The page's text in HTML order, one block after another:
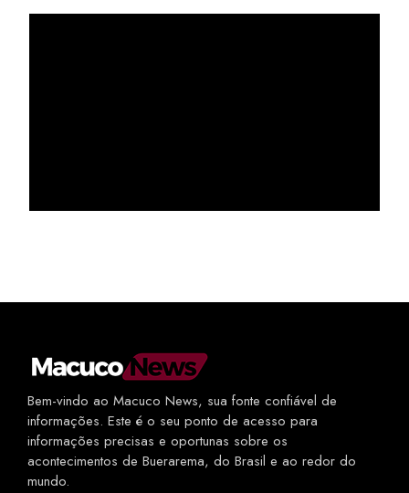
Bem-vindo ao Macuco News, sua fonte confiável de
informações. Este é o seu ponto de acesso para
informações precisas e oportunas sobre os
acontecimentos de Buerarema, do Brasil e ao redor do
mundo.